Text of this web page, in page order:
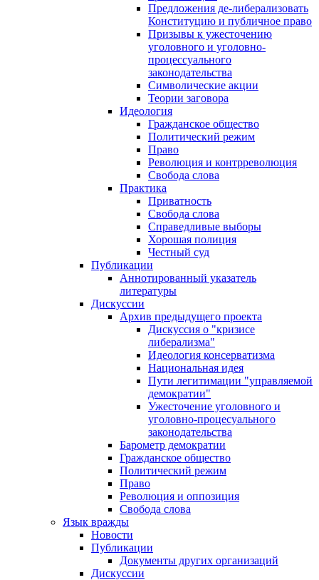
Предложения де-либерализовать
Конституцию и публичное право
Призывы к ужесточению
уголовного и уголовно-
процессуального
законодательства
Символические акции
Теории заговора
Идеология
Гражданское общество
Политический режим
Право
Революция и контрреволюция
Свобода слова
Практика
Приватность
Свобода слова
Справедливые выборы
Хорошая полиция
Честный суд
Публикации
Аннотированный указатель
литературы
Дискуссии
Архив предыдущего проекта
Дискуссия о "кризисе
либерализма"
Идеология консерватизма
Национальная идея
Пути легитимации "управляемой
демократии"
Ужесточение уголовного и
уголовно-процесуального
законодательства
Барометр демократии
Гражданское общество
Политический режим
Право
Революция и оппозиция
Свобода слова
Язык вражды
Новости
Публикации
Документы других организаций
Дискуссии